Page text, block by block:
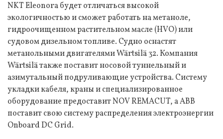
NKT Eleonora будет отличаться высокой
экологичностью и сможет работать на метаноле,
гидроочищенном растительном масле (HVO) или
судовом дизельном топливе. Судно оснастят
метанольными двигателями Wärtsilä 32. Компания
Wärtsilä также поставит носовой туннельный и
азимутальный подруливающие устройства. Систему
укладки кабеля, краны и специализированное
оборудование предоставит NOV REMACUT, а ABB
поставит свою систему распределения электроэнергии
Onboard DC Grid.